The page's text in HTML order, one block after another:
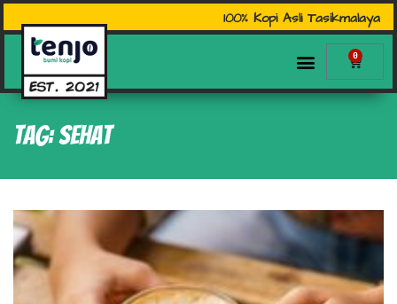
100% Kopi Asli Tasikmalaya
0
Tag: sehat